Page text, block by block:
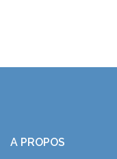
A PROPOS